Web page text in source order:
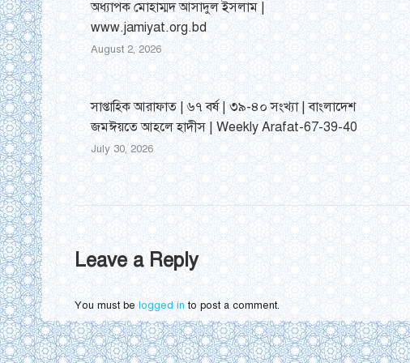
অধ্যাপক মোহাম্মদ আসাদুল ইসলাম |
www.jamiyat.org.bd
August 2, 2026
সাপ্তাহিক আরাফাত | ৬৭ বর্ষ | ৩৯-৪০ সংখ্যা | বাংলাদেশ
জমঈয়তে আহলে হাদীস | Weekly Arafat-67-39-40
July 30, 2026
Leave a Reply
You must be logged in to post a comment.